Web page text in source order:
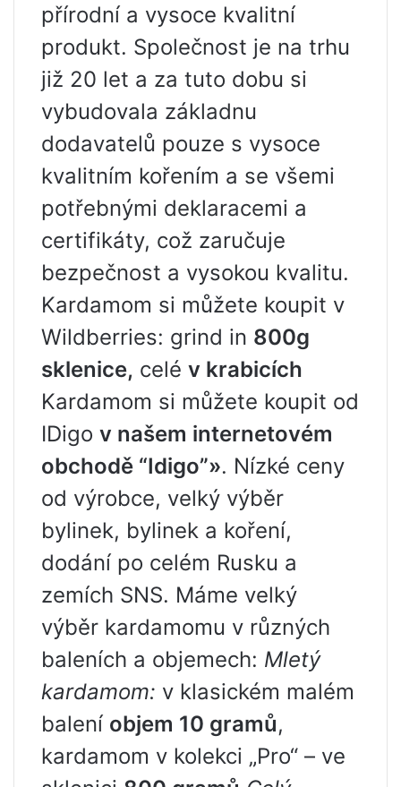
přírodní a vysoce kvalitní
produkt. Společnost je na trhu
již 20 let a za tuto dobu si
vybudovala základnu
dodavatelů pouze s vysoce
kvalitním kořením a se všemi
potřebnými deklaracemi a
certifikáty, což zaručuje
bezpečnost a vysokou kvalitu.
Kardamom si můžete koupit v
Wildberries: grind in 800g
sklenice, celé v krabicích
Kardamom si můžete koupit od
IDigo v našem internetovém
obchodě “Idigo”». Nízké ceny
od výrobce, velký výběr
bylinek, bylinek a koření,
dodání po celém Rusku a
zemích SNS. Máme velký
výběr kardamomu v různých
baleních a objemech: Mletý
kardamom: v klasickém malém
balení objem 10 gramů,
kardamom v kolekci „Pro“ – ve